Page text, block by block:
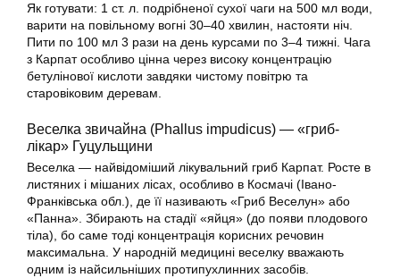
Як готувати: 1 ст. л. подрібненої сухої чаги на 500 мл води,
варити на повільному вогні 30–40 хвилин, настояти ніч.
Пити по 100 мл 3 рази на день курсами по 3–4 тижні. Чага
з Карпат особливо цінна через високу концентрацію
бетулінової кислоти завдяки чистому повітрю та
старовіковим деревам.
Веселка звичайна (Phallus impudicus) — «гриб-
лікар» Гуцульщини
Веселка — найвідоміший лікувальний гриб Карпат. Росте в
листяних і мішаних лісах, особливо в Космачі (Івано-
Франківська обл.), де її називають «Гриб Веселун» або
«Панна». Збирають на стадії «яйця» (до появи плодового
тіла), бо саме тоді концентрація корисних речовин
максимальна. У народній медицині веселку вважають
одним із найсильніших протипухлинних засобів.